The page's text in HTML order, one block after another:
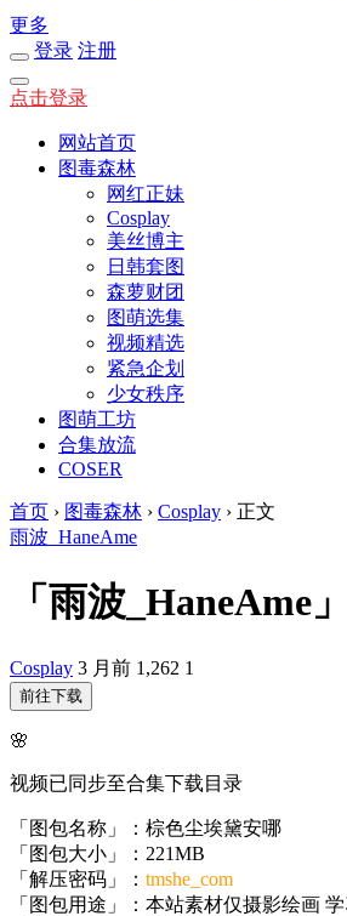
更多
登录 注册
点击登录
网站首页
图毒森林
网红正妹
Cosplay
美丝博主
日韩套图
森萝财团
图萌选集
视频精选
紧急企划
少女秩序
图萌工坊
合集放流
COSER
首页 › 图毒森林 › Cosplay › 正文
雨波_HaneAme
「雨波_HaneAme
Cosplay 3 月前 1,262 1
前往下载
🌸
视频已同步至合集下载目录
「图包名称」：棕色尘埃黛安哪
「图包大小」：221MB
「解压密码」： tmshe_com
「图包用途」：本站素材仅摄影绘画